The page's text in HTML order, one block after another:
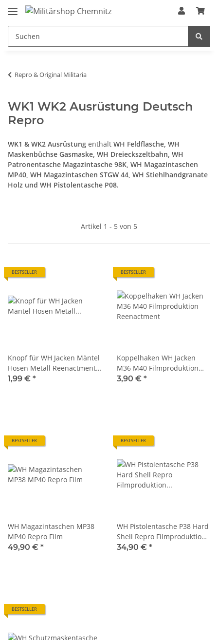
Repro & Original Militaria
WK1 WK2 Ausrüstung Deutsch
Repro
WK1 & WK2 Ausrüstung enthält WH Feldflasche, WH
Maskenbüchse Gasmaske, WH Dreieckszeltbahn, WH
Patronentasche Magazintasche 98K, WH Magazintaschen
MP40, WH Magazintaschen STGW 44, WH Stiehlhandgranate
Holz und WH Pistolentasche P08.
Artikel 1 - 5 von 5
BESTSELLER
Knopf für WH Jacken Mäntel
Hosen Metall Reenactment
Filmproduktion
1,99 € *
BESTSELLER
Koppelhaken WH Jacken
M36 M40 Filmproduktion
Reenactment
3,90 € *
BESTSELLER
WH Magazintaschen MP38
MP40 Repro Film
49,90 € *
BESTSELLER
WH Pistolentasche P38 Hard
Shell Repro Filmproduktion
Reenactment
34,90 € *
BESTSELLER